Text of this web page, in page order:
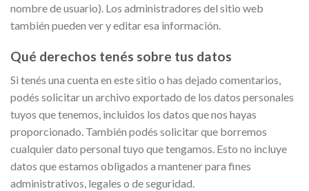
nombre de usuario). Los administradores del sitio web
también pueden ver y editar esa información.
Qué derechos tenés sobre tus datos
Si tenés una cuenta en este sitio o has dejado comentarios,
podés solicitar un archivo exportado de los datos personales
tuyos que tenemos, incluidos los datos que nos hayas
proporcionado. También podés solicitar que borremos
cualquier dato personal tuyo que tengamos. Esto no incluye
datos que estamos obligados a mantener para fines
administrativos, legales o de seguridad.